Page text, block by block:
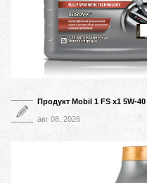
Продукт Mobil 1 FS x1 5W-40
авг 08, 2026